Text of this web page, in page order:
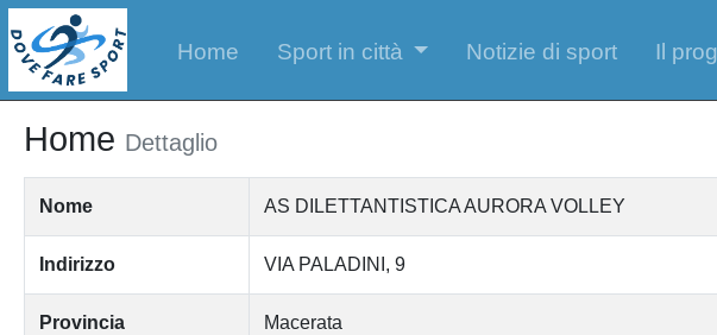
Home Sport in città Notizie di sport Il
Home Dettaglio
Nome AS DILETTANTISTICA AURORA VOLLEY
Indirizzo VIA PALADINI, 9
Provincia Macerata